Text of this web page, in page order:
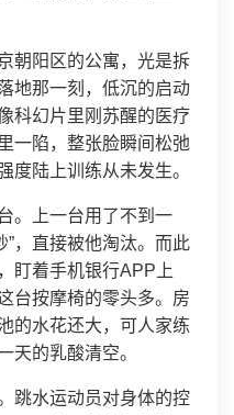
朝阳区的公寓，光是拆
地那一刻，低沉的启动
科幻片里刚苏醒的医疗
一陷，整张脸瞬间松弛
度陆上训练从未发生。
。上一台用了不到一
”，直接被他淘汰。而此
盯着手机银行APP上
台按摩椅的零头多。房
的水花还大，可人家练
天的乳酸清空。
跳水运动员对身体的控